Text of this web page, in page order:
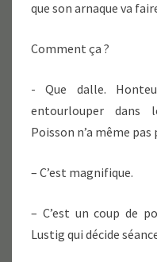
que son arnaque va
Comment ça ?
­- Que dalle.
entourlouper dans
Poisson n’a même
– C’est magnifique.
– C’est un coup de
Lustig qui décide